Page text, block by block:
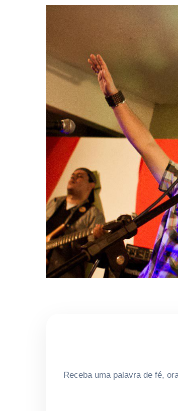
Receba uma palavra de fé,